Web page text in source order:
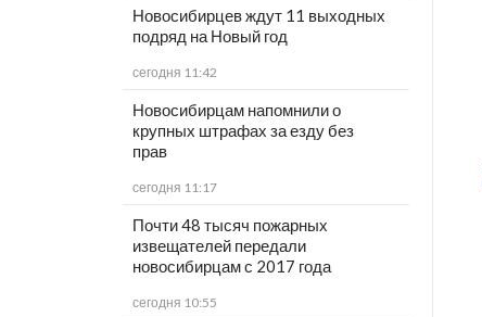
Новосибирцев ждут 11 выходных
подряд на Новый год
сегодня 11:42
Новосибирцам напомнили о
крупных штрафах за езду без
прав
сегодня 11:17
Почти 48 тысяч пожарных
извещателей передали
новосибирцам с 2017 года
сегодня 10:55